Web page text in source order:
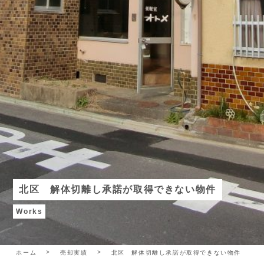
北区 解体切離し承諾が取得できない物件
Works
ホーム 売却実績 北区 解体切離し承諾が取得できない物件